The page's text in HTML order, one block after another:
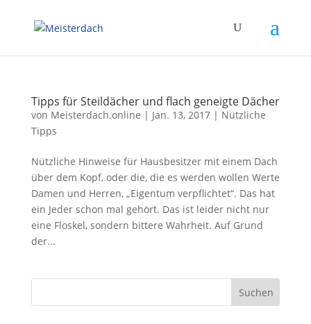
Tipps für Steildächer und flach geneigte Dächer
von Meisterdach.online | Jan. 13, 2017| Nützliche
Tipps
Nützliche Hinweise für Hausbesitzer mit einem Dach
über dem Kopf, oder die, die es werden wollen Werte
Damen und Herren, „Eigentum verpflichtet“. Das hat
ein Jeder schon mal gehört. Das ist leider nicht nur
eine Floskel, sondern bittere Wahrheit. Auf Grund
der...